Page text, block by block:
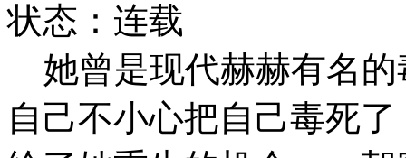
状态：连载
她曾是现代赫赫有名的
自己不小心把自己毒死